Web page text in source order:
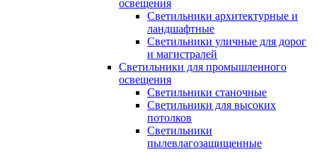
освещения
Светильники архитектурные и
ландшафтные
Светильники уличные для дорог
и магистралей
Светильники для промышленного
освещения
Светильники станочные
Светильники для высоких
потолков
Светильники
пылевлагозащищенные